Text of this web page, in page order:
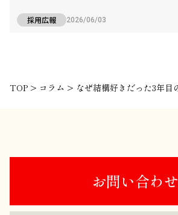
採用広報 2026/06/03
TOP > コラム >
お問い合わせ